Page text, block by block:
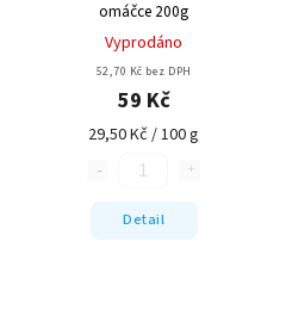
omáčce 200g
Vyprodáno
52,70 Kč bez DPH
59 Kč
29,50 Kč / 100 g
Detail